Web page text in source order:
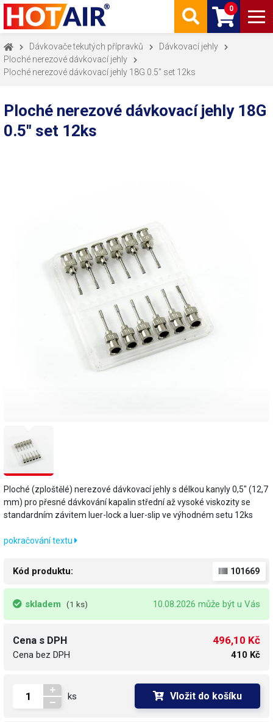
0
Dávkovače tekutých přípravků
Dávkovací jehly
Ploché nerezové dávkovací jehly
Ploché nerezové dávkovací jehly 18G 0.5" set 12ks
Ploché nerezové dávkovací jehly 18G
0.5" set 12ks
Ploché (zploštělé) nerezové dávkovací jehly s délkou kanyly 0,5" (12,7
mm) pro přesné dávkování kapalin střední až vysoké viskozity se
standardním závitem luer-lock a luer-slip ve výhodném setu 12ks
pokračování textu
Kód produktu: 101669
skladem (1 ks) 10.08.2026 může být u Vás
Cena s DPH
Cena bez DPH
496,10 Kč
410 Kč
ks Vložit do košíku